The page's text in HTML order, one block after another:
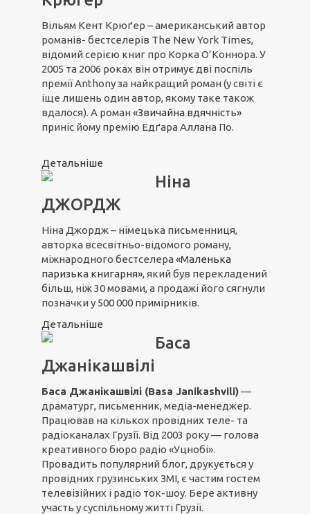
Вільям Кент Крюґер – американський автор
романів- бестселерів The New York Times,
відомий серією книг про Корка О’Коннора. У
2005 та 2006 роках він отримує дві поспіль
премії Anthony за найкращий роман (у світі є
іще лишень один автор, якому таке також
вдалося). А роман «Звичайна вдячність»
приніс йому премію Едґара Аллана По.
Детальніше
Ніна
ДЖОРДЖ
Ніна Джордж – німецька письменниця,
авторка всесвітньо-відомого роману,
міжнародного бестселера «Маленька
паризька книгарня», який був перекладений
більш, ніж 30 мовами, а продажі його сягнули
позначки у 500 000 примірників.
Детальніше
Баса
Джанікашвілі
Баса Джанікашвілі (Basa Janikashvili)—
драматург, письменник, медіа-менеджер.
Працював на кількох провідних теле- та
радіоканалах Грузії. Від 2003 року — голова
креативного бюро радіо «Уцнобі».
Провадить популярний блог, друкується у
провідних грузинських ЗМІ, є частим гостем
телевізійних і радіо ток-шоу. Бере активну
участь у суспільному житті Грузії.